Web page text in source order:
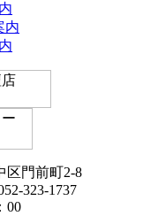
内
門前町2-8
323-1737
00